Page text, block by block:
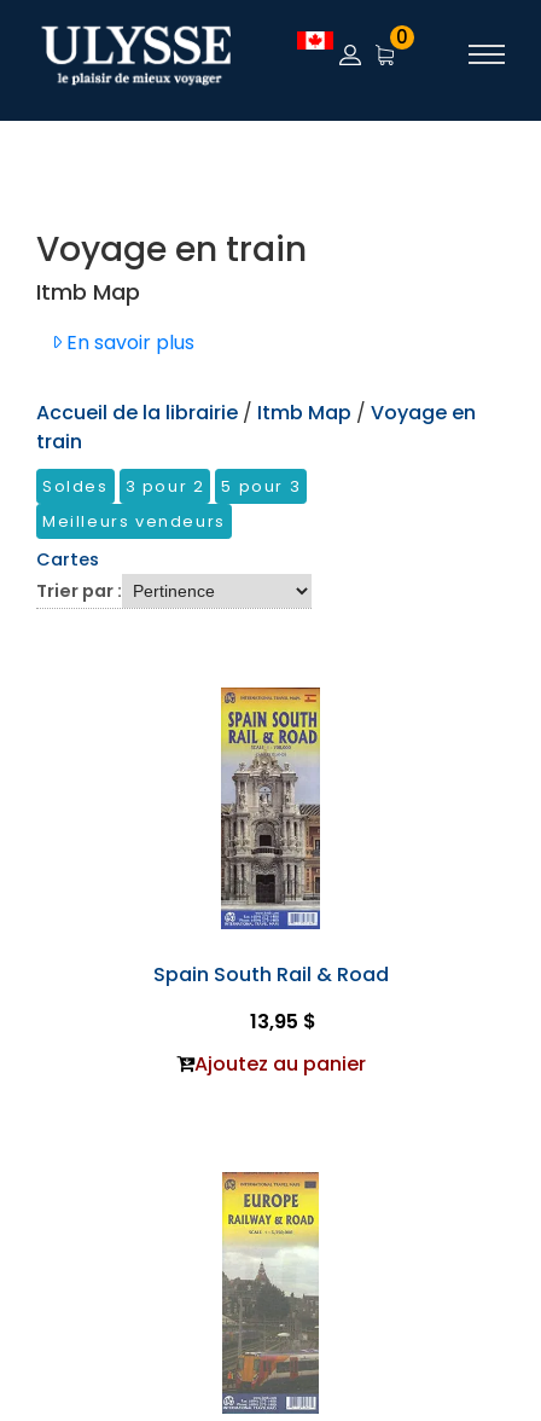
TEST 0
Voyage en train
Itmb Map
En savoir plus
Accueil de la librairie / Itmb Map / Voyage en
train
Soldes 3 pour 2
5 pour 3
Meilleurs vendeurs
Cartes
Trier par :
Spain South Rail & Road
13,95 $
Ajoutez au panier